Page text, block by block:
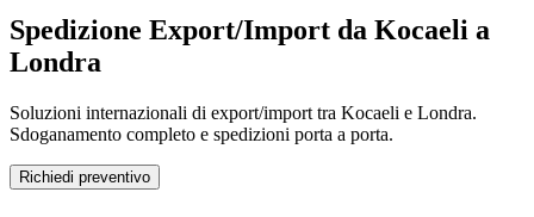
Spedizione Export/Import da Kocaeli a
Londra
Soluzioni internazionali di export/import tra Kocaeli e Londra.
Sdoganamento completo e spedizioni porta a porta.
Richiedi preventivo